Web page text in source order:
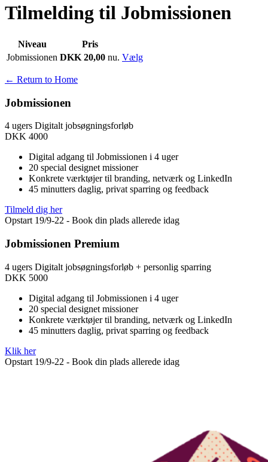
Tilmelding til Jobmissionen
Niveau
Pris
Jobmissionen DKK 20,00 nu. Vælg
← Return to Home
Jobmissionen
4 ugers Digitalt jobsøgningsforløb
DKK 4000
Digital adgang til Jobmissionen i 4 uger
20 special designet missioner
Konkrete værktøjer til branding, netværk og LinkedIn
45 minutters daglig, privat sparring og feedback
Tilmeld dig her
Opstart 19/9-22 - Book din plads allerede idag
Jobmissionen Premium
4 ugers Digitalt jobsøgningsforløb + personlig sparring
DKK 5000
Digital adgang til Jobmissionen i 4 uger
20 special designet missioner
Konkrete værktøjer til branding, netværk og LinkedIn
45 minutters daglig, privat sparring og feedback
Klik her
Opstart 19/9-22 - Book din plads allerede idag